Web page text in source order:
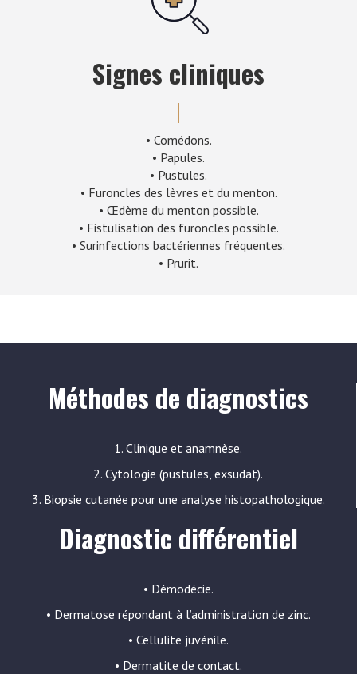
Signes cliniques
• Comédons.
• Papules.
• Pustules.
• Furoncles des lèvres et du menton.
• Œdème du menton possible.
• Fistulisation des furoncles possible.
• Surinfections bactériennes fréquentes.
• Prurit.
Méthodes de diagnostics
1. Clinique et anamnèse.
2. Cytologie (pustules, exsudat).
3. Biopsie cutanée pour une analyse histopathologique.
Diagnostic différentiel
• Démodécie.
• Dermatose répondant à l’administration de zinc.
• Cellulite juvénile.
• Dermatite de contact.